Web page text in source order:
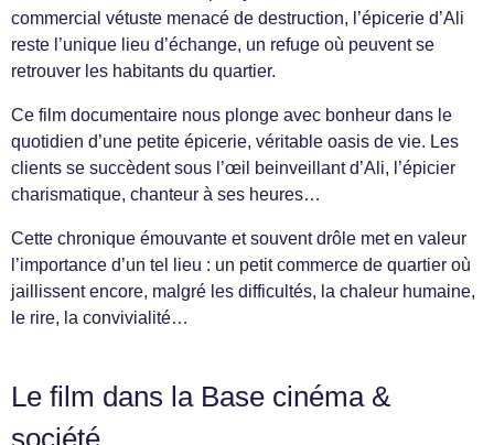
commercial vétuste menacé de destruction, l’épicerie d’Ali
reste l’unique lieu d’échange, un refuge où peuvent se
retrouver les habitants du quartier.
Ce film documentaire nous plonge avec bonheur dans le
quotidien d’une petite épicerie, véritable oasis de vie. Les
clients se succèdent sous l’œil beinveillant d’Ali, l’épicier
charismatique, chanteur à ses heures…
Cette chronique émouvante et souvent drôle met en valeur
l’importance d’un tel lieu : un petit commerce de quartier où
jaillissent encore, malgré les difficultés, la chaleur humaine,
le rire, la convivialité…
Le film dans la Base cinéma &
société